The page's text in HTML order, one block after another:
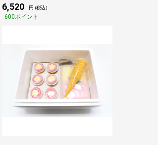
6,520 円 (税込)
600ポイント